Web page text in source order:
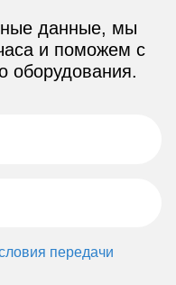
данные, мы
и поможем с
оборудования.
передачи